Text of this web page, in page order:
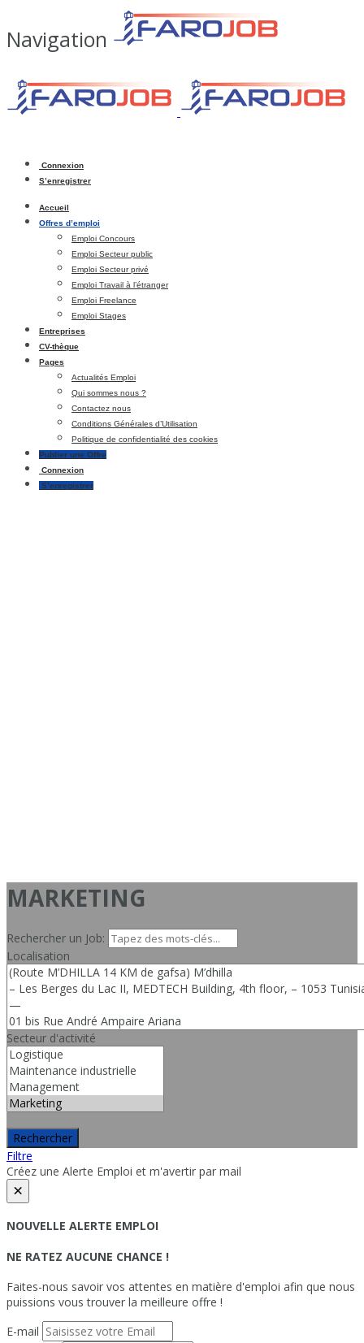
Navigation
Connexion
S’enregistrer
Accueil
Offres d’emploi
Emploi Concours
Emploi Secteur public
Emploi Secteur privé
Emploi Travail à l’étranger
Emploi Freelance
Emploi Stages
Entreprises
CV-thèque
Pages
Actualités Emploi
Qui sommes nous ?
Contactez nous
Conditions Générales d’Utilisation
Politique de confidentialité des cookies
Publier une Offre
Connexion
S’enregistrer
MARKETING
Rechercher un Job:
Localisation
Secteur d'activité
Rechercher
Filtre
Créez une Alerte Emploi et m'avertir par mail
×
NOUVELLE ALERTE EMPLOI
NE RATEZ AUCUNE CHANCE !
Faites-nous savoir vos attentes en matière d'emploi afin que nous
puissions vous trouver la meilleure offre !
E-mail